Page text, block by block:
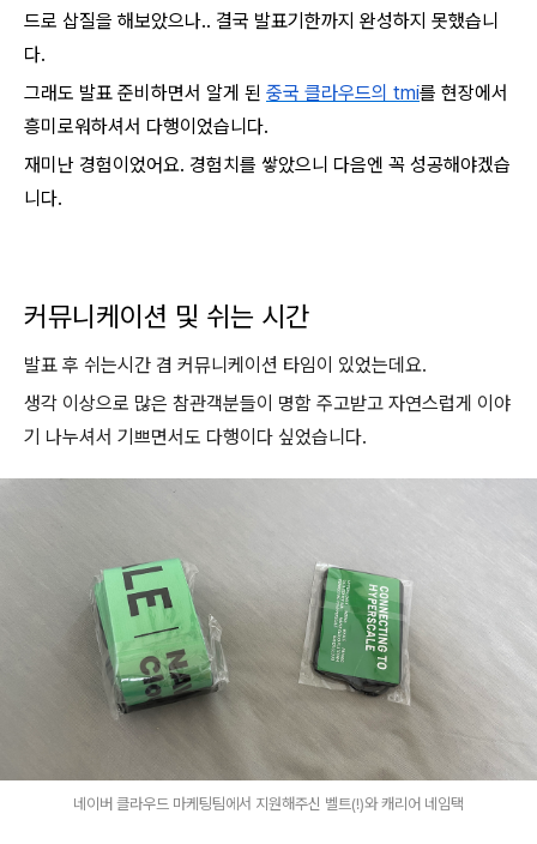
드로 삽질을 해보았으나.. 결국 발표기한까지 완성하지 못했습니
다.
그래도 발표 준비하면서 알게 된 중국 클라우드의 tmi를 현장에서
흥미로워하셔서 다행이었습니다.
재미난 경험이었어요. 경험치를 쌓았으니 다음엔 꼭 성공해야겠습
니다.
커뮤니케이션 및 쉬는 시간
발표 후 쉬는시간 겸 커뮤니케이션 타임이 있었는데요.
생각 이상으로 많은 참관객분들이 명함 주고받고 자연스럽게 이야
기 나누셔서 기쁘면서도 다행이다 싶었습니다.
네이버 클라우드 마케팅팀에서 지원해주신 벨트(!)와 캐리어 네임택